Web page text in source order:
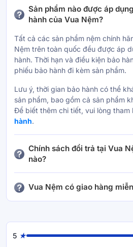
giãn toàn diện, giảm áp lực
và duy trì trạng thái thoải mái
Ứng dụng công nghệ làm
Cấu trúc Hybrid đa tầng
thông khí.
Giảm nóng bí, hỗ trợ ngủ
Thiết kế hiện đại phù hợp
Sản phẩm nào được áp
hành của Vua Nệm?
Tất cả các sản phẩm nệm chính
Nệm trên toàn quốc đều được áp
hành. Thời hạn và điều kiện bảo
phiếu bảo hành đi kèm sản phẩm.
Lưu ý, thời gian bảo hành có thể
sản phẩm, bao gồm cả sản phẩm
Để biết thêm chi tiết, vui lòng tham
hành.
Chính sách đổi trả tại Vua
nào?
sách nằm thử từ 30 đến 120 đêm
kho hoặc ngừng kinh doanh).
nệm khác giá trị tương đương
vận chuyển cố định:
Vua Nệm có giao hàng
bất kỳ chi phí nào cho dịch vụ vận
5